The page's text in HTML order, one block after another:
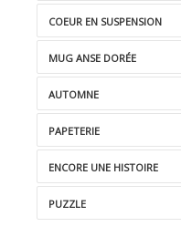
COEUR EN SUSPENSION
MUG ANSE DORÉE
AUTOMNE
PAPETERIE
ENCORE UNE HISTOIRE
PUZZLE